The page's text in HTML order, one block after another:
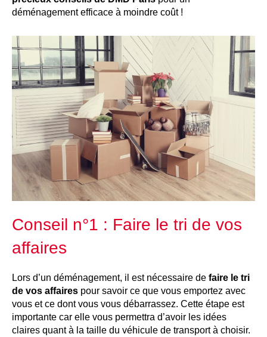
déménagement efficace à moindre coût !
Conseil n°1 : Faire le tri de vos
affaires
Lors d’un déménagement, il est nécessaire de faire le tri
de vos affaires pour savoir ce que vous emportez avec
vous et ce dont vous vous débarrassez. Cette étape est
importante car elle vous permettra d’avoir les idées
claires quant à la taille du véhicule de transport à choisir.